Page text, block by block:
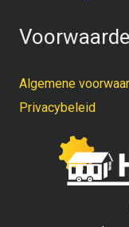
Algemene
Privacybeleid